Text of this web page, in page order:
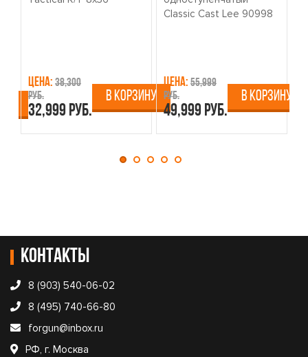
Цена: 38,300
руб.
32,999 руб.
В КОРЗИНУ
Classic Cast Lee 90998
Цена: 55,999
руб.
49,999 руб.
В КОРЗИНУ
Контакты
8 (903) 540-06-02
8 (495) 740-66-80
forgun@inbox.ru
РФ, г. Москва